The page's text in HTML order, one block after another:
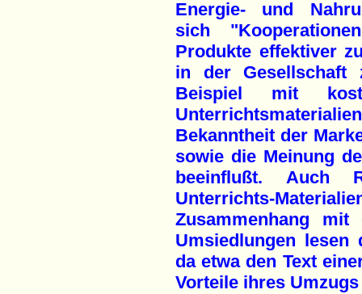
Energie- und
sich
Produkte effektiver
in der Gesellschaft
Beispiel mit
Bekanntheit der
sowie die Meinung
beeinflußt. Auch
Unterrichts-
Zusammenhang mit
Umsiedlungen lesen
da etwa den Text
Vorteile ihres